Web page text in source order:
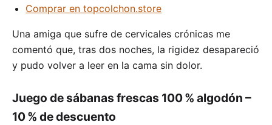
Comprar en topcolchon.store
Una amiga que sufre de cervicales crónicas me
comentó que, tras dos noches, la rigidez desapareció
y pudo volver a leer en la cama sin dolor.
Juego de sábanas frescas 100 % algodón –
10 % de descuento